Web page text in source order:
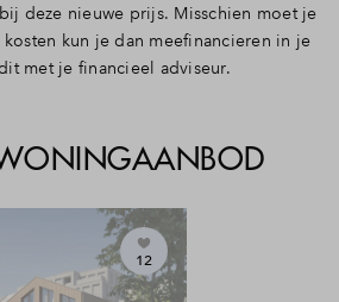
deze nieuwe prijs. Misschien moet je
kosten kun je dan meefinancieren in je
met je financieel adviseur.
12